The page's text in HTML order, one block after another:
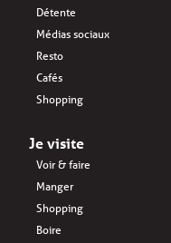
Détente
Médias sociaux
Resto
Cafés
Shopping
Je visite
Voir & faire
Manger
Shopping
Boire